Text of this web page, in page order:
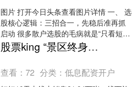
图片 打开今日头条查看图片详情 一、 选
股核心逻辑：三招合一，先稳后准再抓
启动 很多散户选股的毛病就是“只看短期
不看长期，只看形态不看指标”，要么盯
着日线图追涨....
股票king “景区终身门票”激活地方文旅新动能
查看：72 分类：低息配资开户